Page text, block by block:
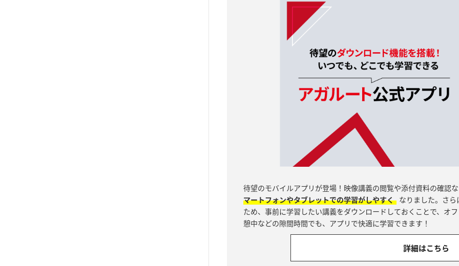
待望のモバイルアプリが登場！映像講義の閲覧や添付資料の確認
マートフォンやタブレットでの学習がしやすく なりました。さら
ため、事前に学習したい講義をダウンロードしておくことで、オ
憩中などの隙間時間でも、アプリで快適に学習できます！
詳細はこちら